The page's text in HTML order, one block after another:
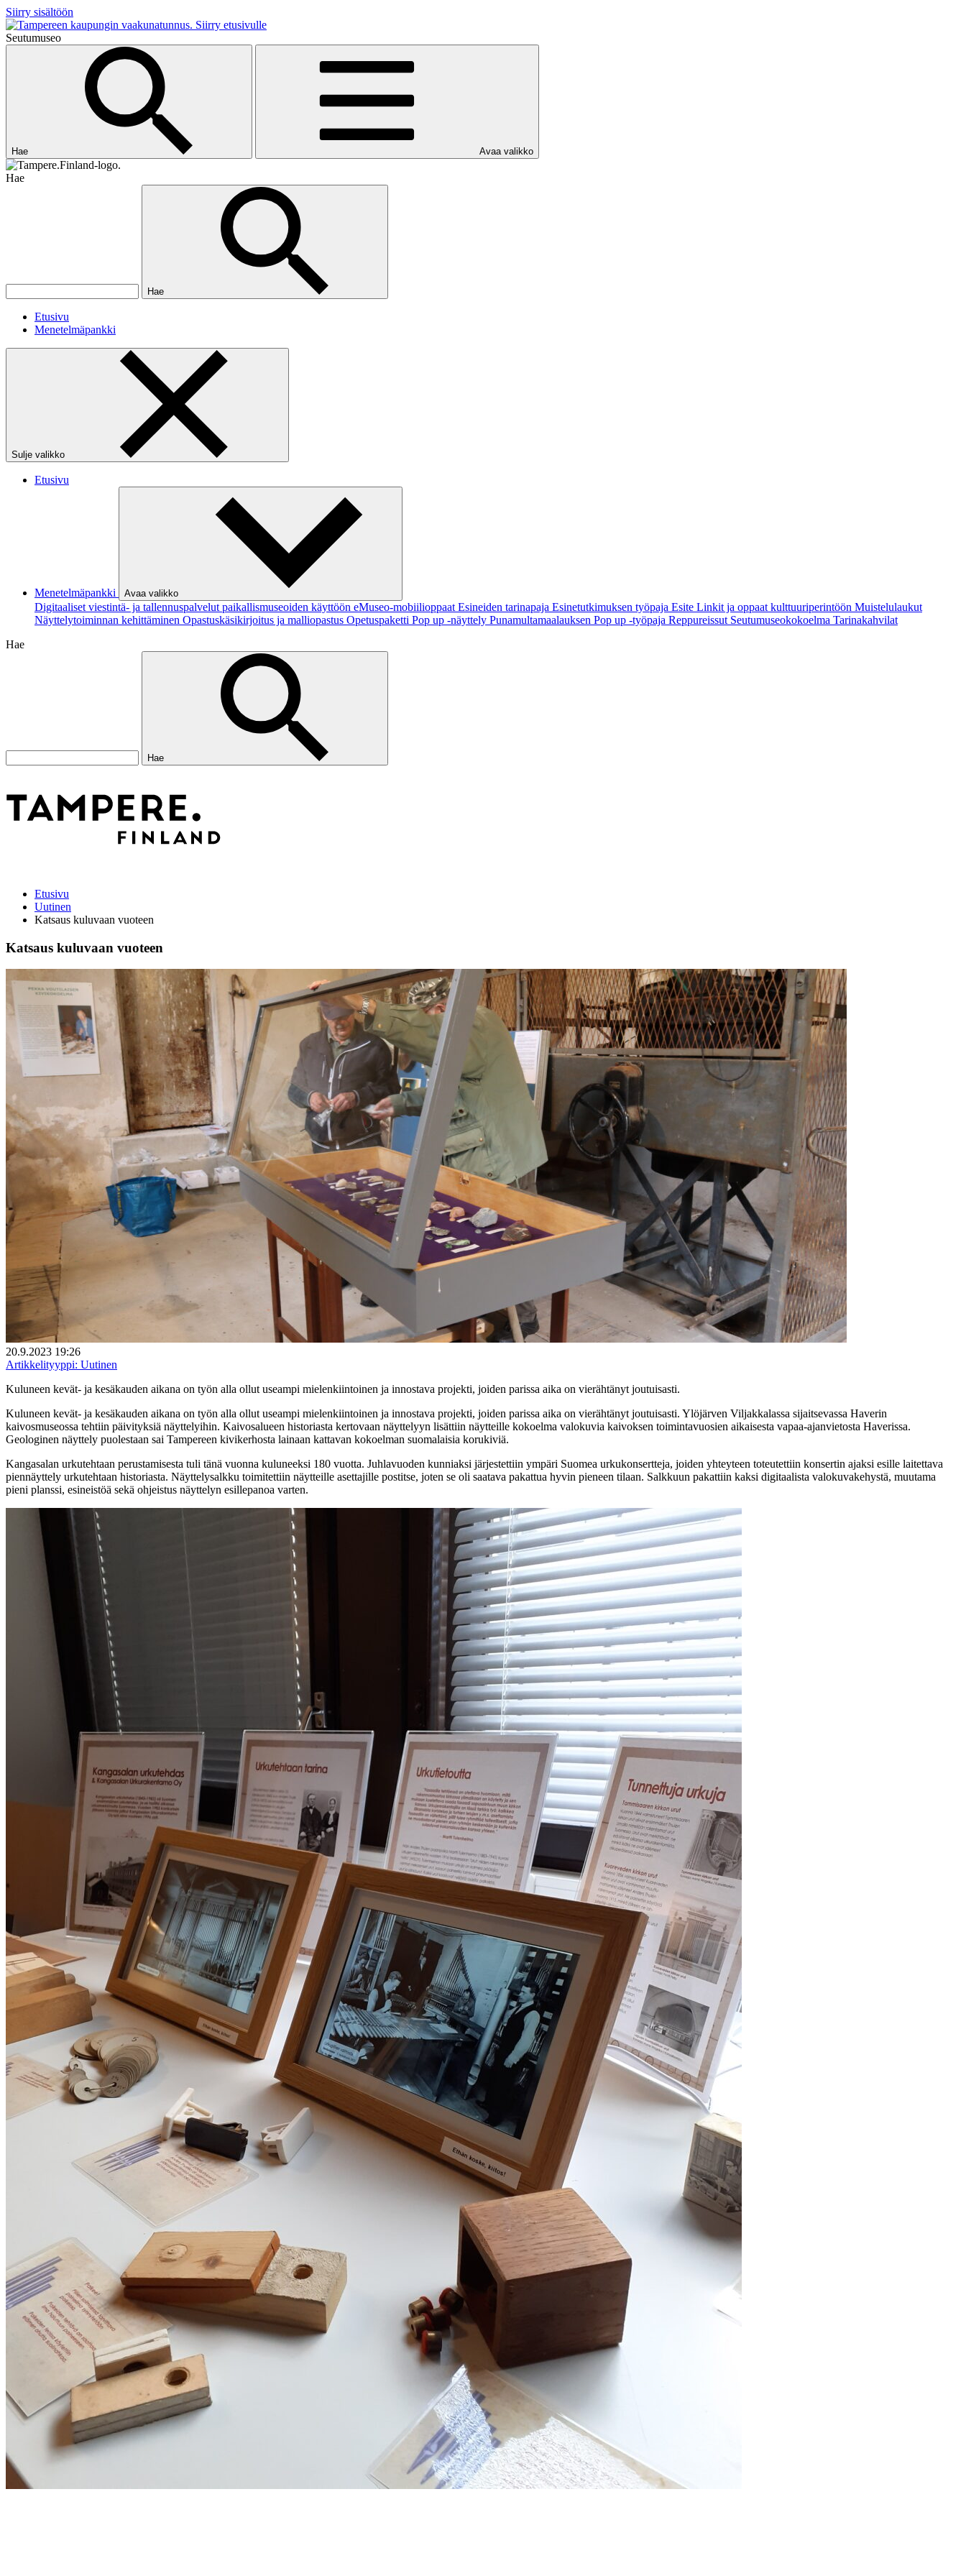
Siirry sisältöön
Siirry etusivulle
Seutumuseo
Hae Avaa valikko
Hae
Hae
Etusivu
Menetelmäpankki
Sulje valikko
Etusivu
Menetelmäpankki Avaa valikko
Digitaaliset viestintä- ja tallennuspalvelut paikallismuseoiden käyttöön eMuseo-mobiilioppaat Esineiden tarinapaja Esinetutkimuksen työpaja Esite Linkit ja oppaat kulttuuriperintöön Muistelulaukut
Näyttelytoiminnan kehittäminen Opastuskäsikirjoitus ja malliopastus Opetuspaketti Pop up -näyttely Punamultamaalauksen Pop up -työpaja Reppureissut Seutumuseokokoelma Tarinakahvilat
Hae
Hae
Etusivu
Uutinen
Katsaus kuluvaan vuoteen
Katsaus kuluvaan vuoteen
20.9.2023 19:26
Artikkelityyppi: Uutinen
Kuluneen kevät- ja kesäkauden aikana on työn alla ollut useampi mielenkiintoinen ja innostava projekti, joiden parissa aika on vierähtänyt joutuisasti.
Kuluneen kevät- ja kesäkauden aikana on työn alla ollut useampi mielenkiintoinen ja innostava projekti, joiden parissa aika on vierähtänyt joutuisasti. Ylöjärven Viljakkalassa sijaitsevassa Haverin
kaivosmuseossa tehtiin päivityksiä näyttelyihin. Kaivosalueen historiasta kertovaan näyttelyyn lisättiin näytteille kokoelma valokuvia kaivoksen toimintavuosien aikaisesta vapaa-ajanvietosta Haverissa.
Geologinen näyttely puolestaan sai Tampereen kivikerhosta lainaan kattavan kokoelman suomalaisia korukiviä.
Kangasalan urkutehtaan perustamisesta tuli tänä vuonna kuluneeksi 180 vuotta. Juhlavuoden kunniaksi järjestettiin ympäri Suomea urkukonsertteja, joiden yhteyteen toteutettiin konsertin ajaksi esille laitettava
piennäyttely urkutehtaan historiasta. Näyttelysalkku toimitettiin näytteille asettajille postitse, joten se oli saatava pakattua hyvin pieneen tilaan. Salkkuun pakattiin kaksi digitaalista valokuvakehystä, muutama
pieni planssi, esineistöä sekä ohjeistus näyttelyn esillepanoa varten.